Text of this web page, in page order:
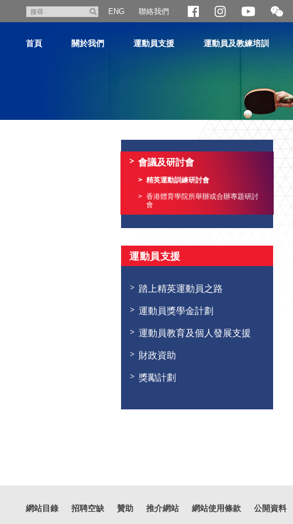
尋
ENG 聯絡我們
開
合
首頁 關於我們 運動員支援 運動員及教練培訓
會議及研討會
精英運動訓練研討會
香港體育學院所舉辦或合辦專題研討
會
運動員支援
踏上精英運動員之路
運動員獎學金計劃
運動員教育及個人發展支援
財政資助
獎勵計劃
網站目錄 招聘空缺 贊助 推介網站 網站使用條款 公開資料